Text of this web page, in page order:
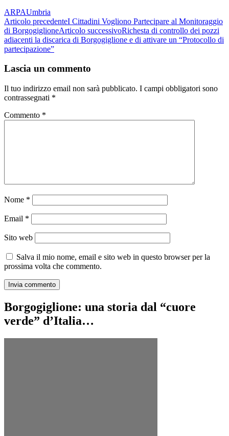
ARPAUmbria
Navigazione
articolo
Articolo precedenteI Cittadini Vogliono Partecipare al Monitoraggio
di BorgogiglioneArticolo successivoRichesta di controllo dei pozzi
adiacenti la discarica di Borgogiglione e di attivare un “Protocollo di
partecipazione”
Lascia un commento
Il tuo indirizzo email non sarà pubblicato. I campi obbligatori sono
contrassegnati *
Commento *
Nome *
Email *
Sito web
Salva il mio nome, email e sito web in questo browser per la
prossima volta che commento.
Borgogiglione: una storia dal “cuore
verde” d’Italia…